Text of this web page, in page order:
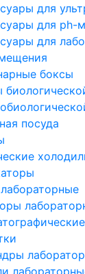
для
для ph-
для
боксы
посуда